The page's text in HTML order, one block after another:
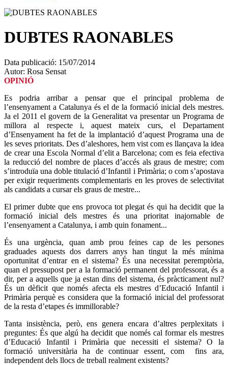
DUBTES RAONABLES
Data publicació: 15/07/2014
Autor: Rosa Sensat
OPINIÓ
Es podria arribar a pensar que el principal problema de
l’ensenyament a Catalunya és el de la formació inicial dels mestres.
Ja el 2011 el govern de la Generalitat va presentar un Programa de
millora al respecte i, aquest mateix curs, el Departament
d’Ensenyament ha fet de la implantació d’aquest Programa una de
les seves prioritats. Des d’aleshores, hem vist com es llançava la idea
de crear una Escola Normal d’elit a Barcelona; com es feia efectiva
la reducció del nombre de places d’accés als graus de mestre; com
s’introduïa una doble titulació d’Infantil i Primària; o com s’apostava
per exigir requeriments complementaris en les proves de selectivitat
als candidats a cursar els graus de mestre...
El primer dubte que ens provoca tot plegat és qui ha decidit que la
formació inicial dels mestres és una prioritat inajornable de
l’ensenyament a Catalunya, i amb quin fonament...
És una urgència, quan amb prou feines cap de les persones
graduades aquests dos darrers anys han tingut la més mínima
oportunitat d’entrar en el sistema? És una necessitat peremptòria,
quan el pressupost per a la formació permanent del professorat, és a
dir, per a aquells que ja estan dins del sistema, és pràcticament nul?
És un dèficit que només afecta els mestres d’Educació Infantil i
Primària perquè es considera que la formació inicial del professorat
de la resta d’etapes és immillorable?
Tanta insistència, però, ens genera encara d’altres perplexitats i
preguntes: És que algú ha decidit que només cal formar els mestres
d’Educació Infantil i Primària que necessiti el sistema? O la
formació universitària ha de continuar essent, com fins ara,
independent dels llocs de treball realment existents?